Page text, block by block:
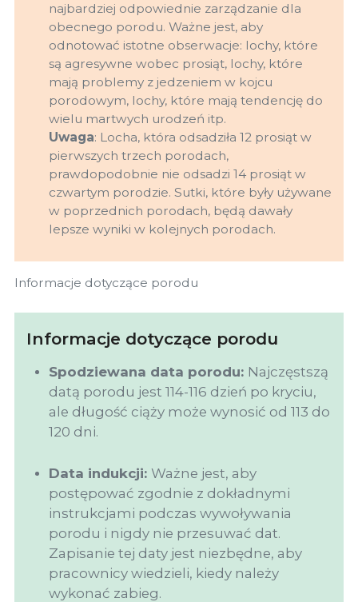
najbardziej odpowiednie zarządzanie dla
obecnego porodu. Ważne jest, aby
odnotować istotne obserwacje: lochy, które
są agresywne wobec prosiąt, lochy, które
mają problemy z jedzeniem w kojcu
porodowym, lochy, które mają tendencję do
wielu martwych urodzeń itp.
Uwaga: Locha, która odsadziła 12 prosiąt w
pierwszych trzech porodach,
prawdopodobnie nie odsadzi 14 prosiąt w
czwartym porodzie. Sutki, które były używane
w poprzednich porodach, będą dawały
lepsze wyniki w kolejnych porodach.
Informacje dotyczące porodu
Informacje dotyczące porodu
Spodziewana data porodu: Najczęstszą
datą porodu jest 114-116 dzień po kryciu,
ale długość ciąży może wynosić od 113 do
120 dni.
Data indukcji: Ważne jest, aby
postępować zgodnie z dokładnymi
instrukcjami podczas wywoływania
porodu i nigdy nie przesuwać dat.
Zapisanie tej daty jest niezbędne, aby
pracownicy wiedzieli, kiedy należy
wykonać zabieg.